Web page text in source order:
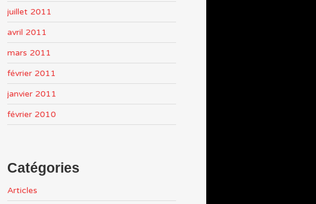
juillet 2011
avril 2011
mars 2011
février 2011
janvier 2011
février 2010
Catégories
Articles